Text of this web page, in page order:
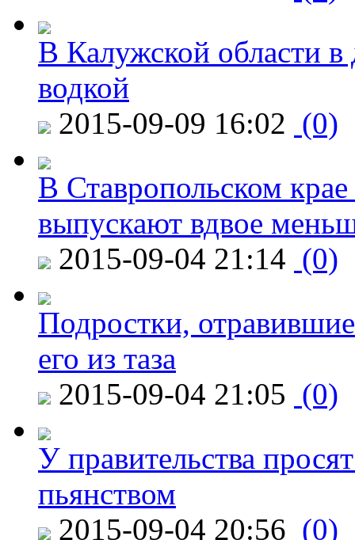
В Калужской области в
водкой
2015-09-09 16:02 (0)
В Ставропольском
выпускают вдвое
2015-09-04 21:14 (0)
Подростки,
его из таза
2015-09-04 21:05 (0)
У правительства
пьянством
2015-09-04 20:56 (0)